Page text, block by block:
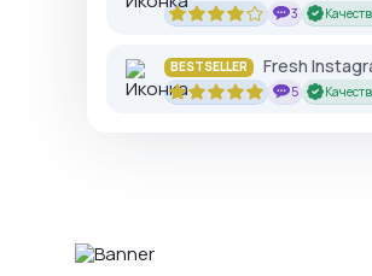
3
BESTSELLER Fresh
5